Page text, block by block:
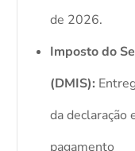
de 2026.
Imposto do
(DMIS):
da declaração
pagamento